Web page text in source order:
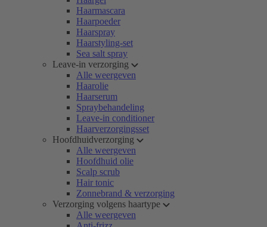
Haarmascara
Haarpoeder
Haarspray
Haarstyling-set
Sea salt spray
Leave-in verzorging
Alle weergeven
Haarolie
Haarserum
Spraybehandeling
Leave-in conditioner
Haarverzorgingsset
Hoofdhuidverzorging
Alle weergeven
Hoofdhuid olie
Scalp scrub
Hair tonic
Zonnebrand & verzorging
Verzorging volgens haartype
Alle weergeven